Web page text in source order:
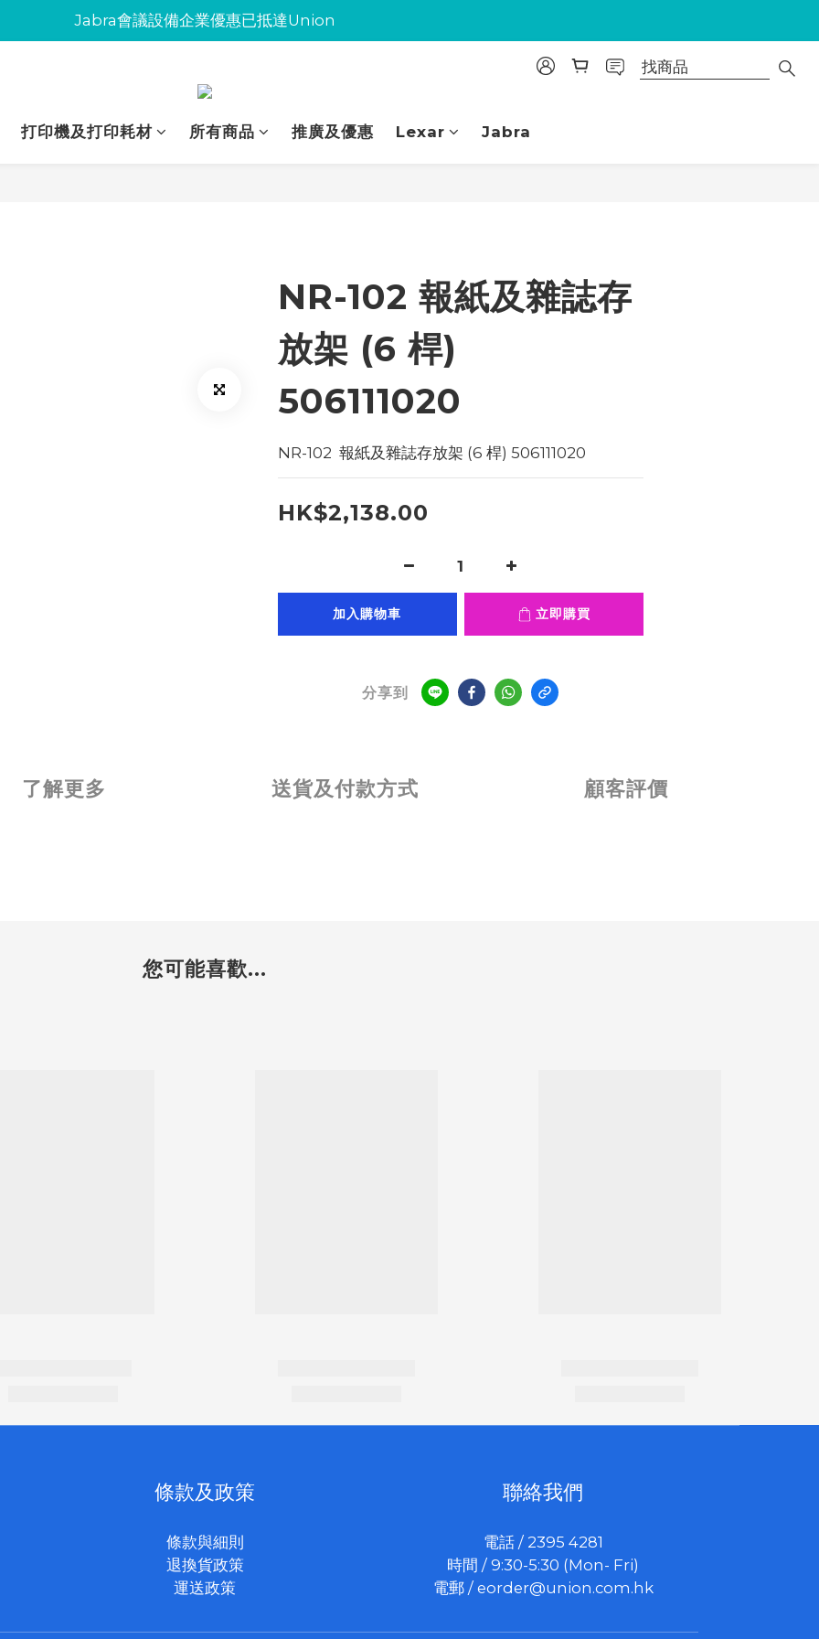
Jabra會議設備企業優惠已抵達Union
Jabra會議設備企業優惠已抵達Union
Jabra會議設備企業優惠已抵達Union
打印機及打印耗材
所有商品 推廣及優惠 Lexar Jabra
NR-102 報紙及雜誌存
放架 (6 桿)
506111020
NR-102  報紙及雜誌存放架 (6 桿) 506111020
HK$2,138.00
加入購物車 立即購買
分享到
了解更多 送貨及付款方式 顧客評價
您可能喜歡...
條款及政策
條款與細則
退換貨政策
運送政策
聯絡我們
電話 / 2395 4281
時間 / 9:30-5:30 (Mon- Fri)
電郵 / eorder@union.com.hk